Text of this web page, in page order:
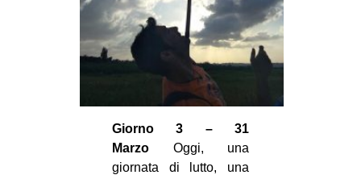
Giorno 3 – 31
Marzo Oggi, una
giornata di lutto, una